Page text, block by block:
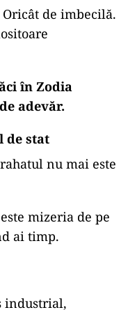
Oricât de imbecilă.
în Zodia
adevăr.
de stat
nu mai este
mizeria de pe
ai timp.
industrial,